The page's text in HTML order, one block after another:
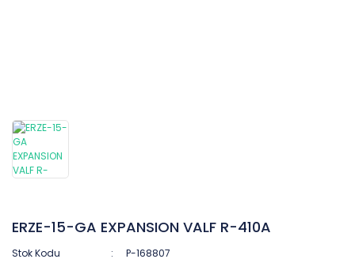
ERZE-15-GA EXPANSION VALF R-410A
Stok Kodu P-168807